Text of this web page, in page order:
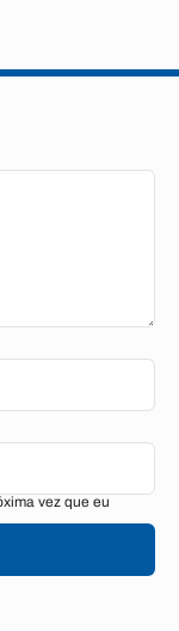
vez que eu